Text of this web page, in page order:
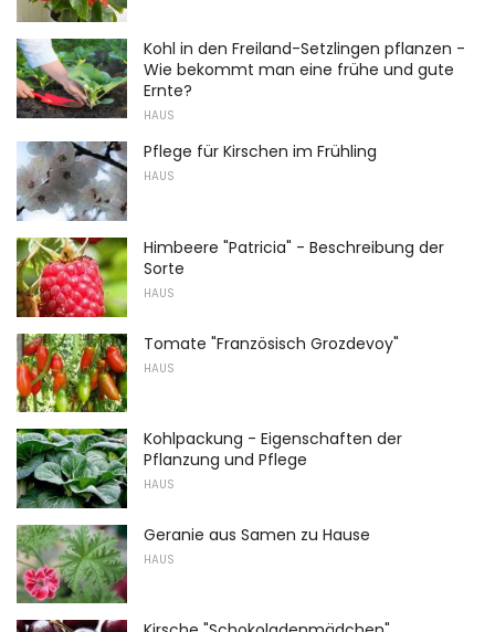
Kohl in den Freiland-Setzlingen pflanzen -
Wie bekommt man eine frühe und gute
Ernte?
HAUS
Pflege für Kirschen im Frühling
HAUS
Himbeere "Patricia" - Beschreibung der
Sorte
HAUS
Tomate "Französisch Grozdevoy"
HAUS
Kohlpackung - Eigenschaften der
Pflanzung und Pflege
HAUS
Geranie aus Samen zu Hause
HAUS